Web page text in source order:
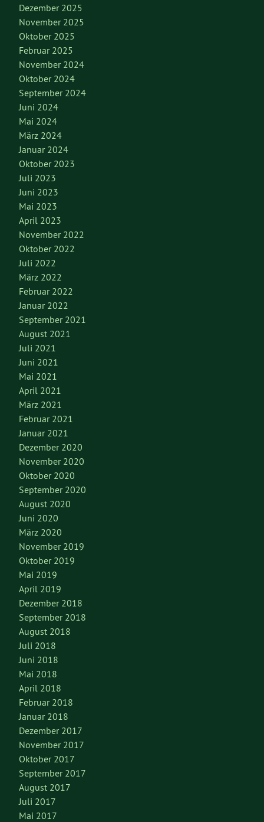
Dezember 2025
November 2025
Oktober 2025
Februar 2025
November 2024
Oktober 2024
September 2024
Juni 2024
Mai 2024
März 2024
Januar 2024
Oktober 2023
Juli 2023
Juni 2023
Mai 2023
April 2023
November 2022
Oktober 2022
Juli 2022
März 2022
Februar 2022
Januar 2022
September 2021
August 2021
Juli 2021
Juni 2021
Mai 2021
April 2021
März 2021
Februar 2021
Januar 2021
Dezember 2020
November 2020
Oktober 2020
September 2020
August 2020
Juni 2020
März 2020
November 2019
Oktober 2019
Mai 2019
April 2019
Dezember 2018
September 2018
August 2018
Juli 2018
Juni 2018
Mai 2018
April 2018
Februar 2018
Januar 2018
Dezember 2017
November 2017
Oktober 2017
September 2017
August 2017
Juli 2017
Mai 2017